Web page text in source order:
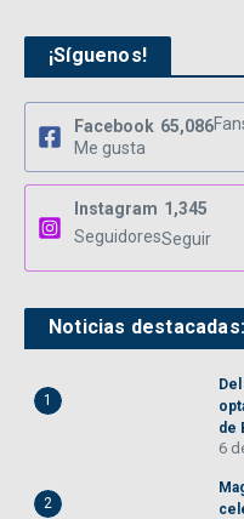
¡Síguenos!
Facebook 65,086
Me gusta
Instagram 1,345
SeguidoresSeguir
Noticias destacadas:
1
de
6
2